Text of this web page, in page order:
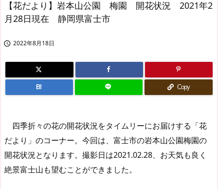
【花だより】岩本山公園 梅園 開花状況 2021年2
月28日現在 静岡県富士市
 2022年8月18日
B! Copy
四季折々の花の開花状況をタイムリーにお届けする「花
だより」のコーナー。今回は、富士市の岩本山公園梅園の
開花状況となります。撮影日は2021.02.28、お天気も良く
絶景富士山も望むことができました。